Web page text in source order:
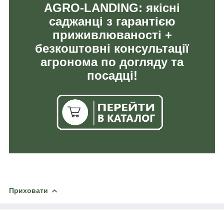
AGRO-LANDING: якісні
саджанці з гарантією
приживлюваності +
безкоштовні консультації
агронома по догляду та
посадці!
Приховати